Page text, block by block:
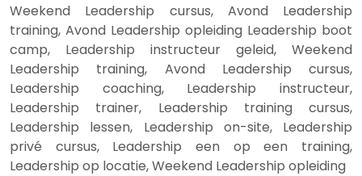
Weekend Leadership cursus, Avond Leadership
training, Avond Leadership opleiding Leadership boot
camp, Leadership instructeur geleid, Weekend
Leadership training, Avond Leadership cursus,
Leadership coaching, Leadership instructeur,
Leadership trainer, Leadership training cursus,
Leadership lessen, Leadership on-site, Leadership
privé cursus, Leadership een op een training,
Leadership op locatie, Weekend Leadership opleiding